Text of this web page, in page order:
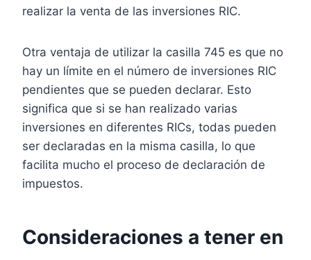
realizar la venta de las inversiones RIC.
Otra ventaja de utilizar la casilla 745 es que no
hay un límite en el número de inversiones RIC
pendientes que se pueden declarar. Esto
significa que si se han realizado varias
inversiones en diferentes RICs, todas pueden
ser declaradas en la misma casilla, lo que
facilita mucho el proceso de declaración de
impuestos.
Consideraciones a tener en